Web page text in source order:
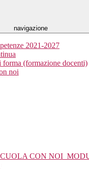
navigazione
2021-2027
forma (formazione docenti)
noi
CON